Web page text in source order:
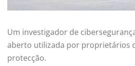
Um investigador de
aberto utilizada por proprietários
protecção.